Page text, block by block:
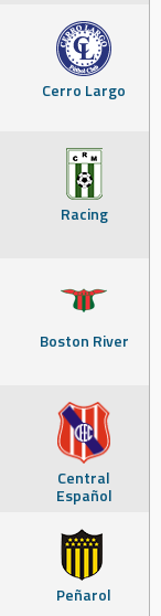
Cerro Largo
Racing
Boston River
Central
Español
Peñarol